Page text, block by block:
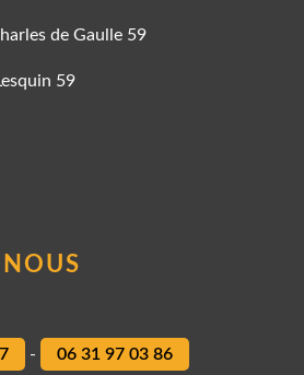
de Gaulle 59
59
- 06 31 97 03 86